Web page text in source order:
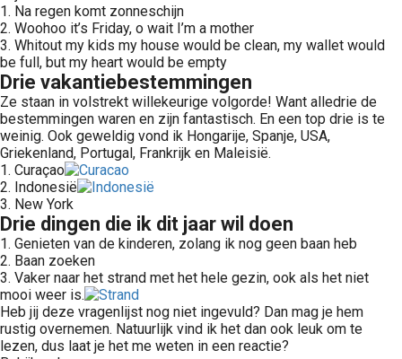
1. Na regen komt zonneschijn
2. Woohoo it’s Friday, o wait I’m a mother
3. Whitout my kids my house would be clean, my wallet would
be full, but my heart would be empty
Drie vakantiebestemmingen
Ze staan in volstrekt willekeurige volgorde! Want alledrie de
bestemmingen waren en zijn fantastisch. En een top drie is te
weinig. Ook geweldig vond ik Hongarije, Spanje, USA,
Griekenland, Portugal, Frankrijk en Maleisië.
1. Curaçao
2. Indonesië
3. New York
Drie dingen die ik dit jaar wil doen
1. Genieten van de kinderen, zolang ik nog geen baan heb
2. Baan zoeken
3. Vaker naar het strand met het hele gezin, ook als het niet
mooi weer is.
Heb jij deze vragenlijst nog niet ingevuld? Dan mag je hem
rustig overnemen. Natuurlijk vind ik het dan ook leuk om te
lezen, dus laat je het me weten in een reactie?